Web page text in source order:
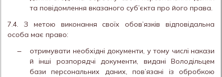
та повідомлення вказаного суб’єкта про його права.
7.4. З метою виконання своїх обов’язків відповідальна
особа має право:
отримувати необхідні документи, у тому числі накази
й інші розпорядчі документи, видані Володільцем
бази персональних даних, пов’язані із обробкою